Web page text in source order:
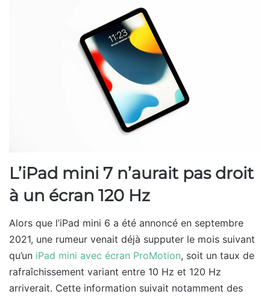
L’iPad mini 7 n’aurait pas droit
à un écran 120 Hz
Alors que l’iPad mini 6 a été annoncé en septembre
2021, une rumeur venait déjà supputer le mois suivant
qu’un iPad mini avec écran ProMotion, soit un taux de
rafraîchissement variant entre 10 Hz et 120 Hz
arriverait. Cette information suivait notamment des